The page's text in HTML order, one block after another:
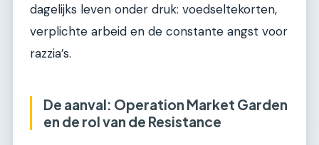
dagelijks leven onder druk: voedseltekorten,
verplichte arbeid en de constante angst voor
razzia’s.
De aanval: Operation Market Garden
en de rol van de Resistance